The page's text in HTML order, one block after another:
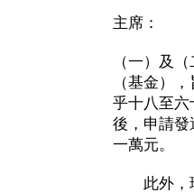
主席：
（一）及
（基金）
乎十八至六
後，申請發
一萬元。
此外，現